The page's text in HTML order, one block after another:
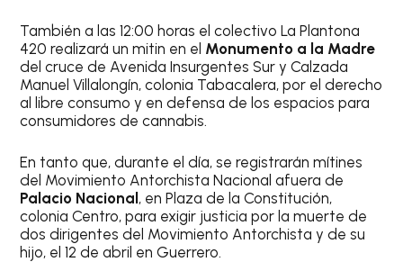
También a las 12:00 horas el colectivo La Plantona
420 realizará un mitin en el Monumento a la Madre
del cruce de Avenida Insurgentes Sur y Calzada
Manuel Villalongín, colonia Tabacalera, por el derecho
al libre consumo y en defensa de los espacios para
consumidores de cannabis.
En tanto que, durante el día, se registrarán mítines
del Movimiento Antorchista Nacional afuera de
Palacio Nacional, en Plaza de la Constitución,
colonia Centro, para exigir justicia por la muerte de
dos dirigentes del Movimiento Antorchista y de su
hijo, el 12 de abril en Guerrero.